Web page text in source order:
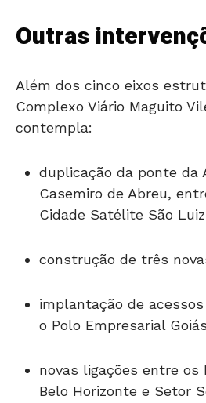
Outras
Além dos cinco eixos
Complexo Viário Maguito
contempla:
duplicação da ponte da
Casemiro de Abreu,
Cidade Satélite São
construção de três
implantação de
o Polo Empresarial
novas ligações entre os
Belo Horizonte e Setor